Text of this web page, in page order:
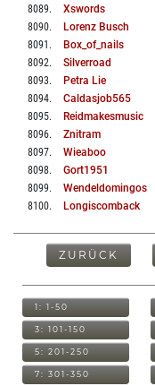
8089. Xswords
8090. Lorenz Busch
8091 . Box_of_nails
8092. Silverroad
8093. Petra Lie
8094. Caldasjob565
8095. Reidmakesmusic
8096. Znitram
8097. Wieaboo
8098. Gort1951
8099. Wendeldomingos
8100. Longiscomback
ZURÜCK
1: 1-50
3: 101-150
5: 201-250
7: 301-350